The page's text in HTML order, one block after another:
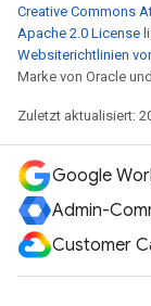
Creative Commons
Apache 2.0 License
Websiterichtlinien
Marke von Oracle
Zuletzt aktualisiert:
Google
Admin-
Customer